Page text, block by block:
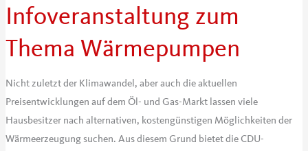
Infoveranstaltung zum
Thema Wärmepumpen
Nicht zuletzt der Klimawandel, aber auch die aktuellen
Preisentwicklungen auf dem Öl- und Gas-Markt lassen viele
Hausbesitzer nach alternativen, kostengünstigen Möglichkeiten der
Wärmeerzeugung suchen. Aus diesem Grund bietet die CDU-